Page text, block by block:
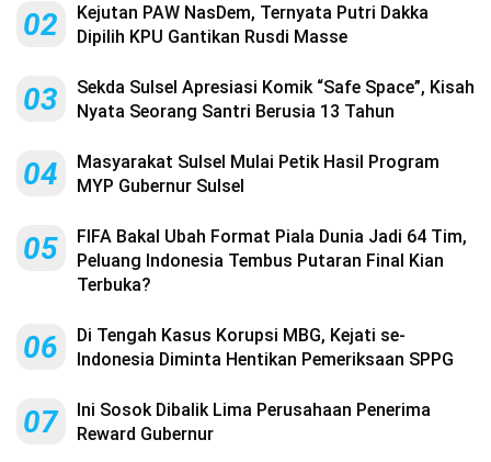
02
Kejutan PAW NasDem, Ternyata Putri Dakka
Dipilih KPU Gantikan Rusdi Masse
03
Sekda Sulsel Apresiasi Komik “Safe Space”, Kisah
Nyata Seorang Santri Berusia 13 Tahun
04
Masyarakat Sulsel Mulai Petik Hasil Program
MYP Gubernur Sulsel
05
FIFA Bakal Ubah Format Piala Dunia Jadi 64 Tim,
Peluang Indonesia Tembus Putaran Final Kian
Terbuka?
06
Di Tengah Kasus Korupsi MBG, Kejati se-
Indonesia Diminta Hentikan Pemeriksaan SPPG
07
Ini Sosok Dibalik Lima Perusahaan Penerima
Reward Gubernur